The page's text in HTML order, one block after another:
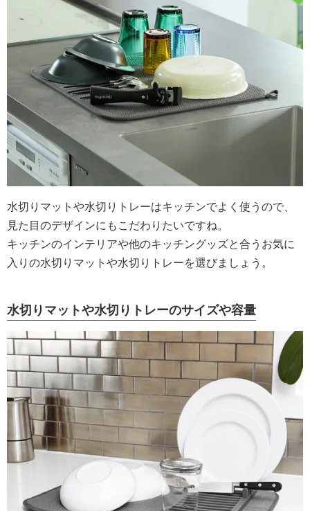
水切りマットや水切りトレーはキッチンでよく使うので、
見た目のデザインにもこだわりたいですね。
キッチンのインテリアや他のキッチングッズと合うお気に
入りの水切りマットや水切りトレーを選びましょう。
水切りマットや水切りトレーのサイズや容量